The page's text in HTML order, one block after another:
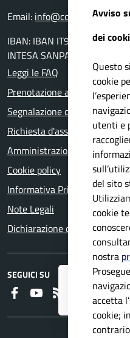
Registrati ai
aggiornamenti
Email:
IBAN: IBAN
INTESA SANPAOLO AG. DI
Leggi le FAQ
Prenotazione appuntamento
Segnalazione disservizio
Richiesta d'assistenza
Amministrazione trasparente
Cookie policy
Informativa Privacy
Note Legali
Dichiarazione di accessibilità
SEGUICI SU
FaceboookYoutube
Avviso
dei
Questo
cookie
utenti e
del sito
cookie
nostra
accetta
cookie;